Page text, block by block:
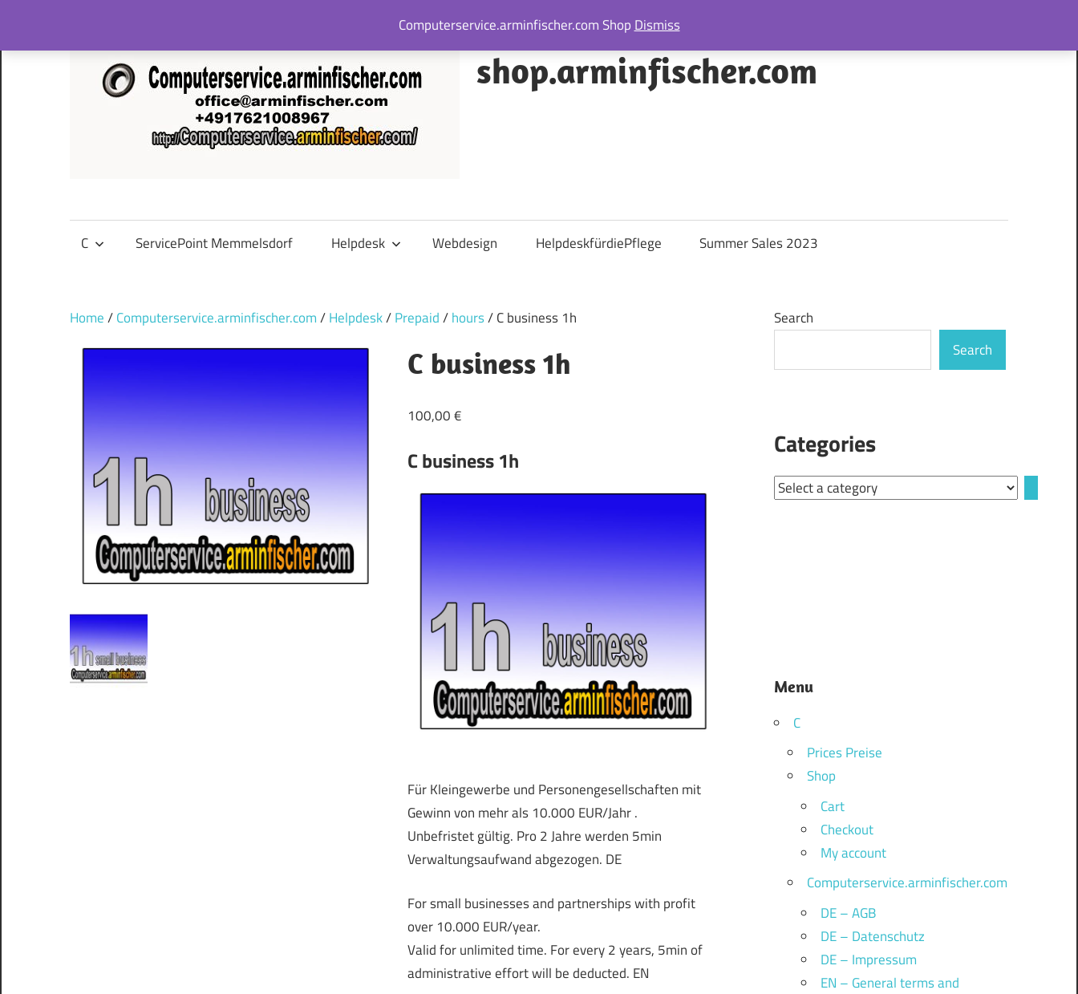
content
shop.arminfischer.com
C ServicePoint Memmelsdorf Helpdesk Webdesign HelpdeskfürdiePflege Summer Sales 2023
Home/Computerservice.arminfischer.com/Helpdesk/Prepaid/hours/ C business 1h
C business 1h
100,00€
C business 1h
Für Kleingewerbe und Personengesellschaften mit
Gewinn von mehr als 10.000 EUR/Jahr .
Unbefristet gültig. Pro 2 Jahre werden 5min
Verwaltungsaufwand abgezogen. DE
For small businesses and partnerships with profit
over 10.000 EUR/year.
Valid for unlimited time. For every 2 years, 5min of
administrative effort will be deducted. EN
Search
Search
Categories
Select
Menu
C
Prices Preise
Shop
Cart
Checkout
My account
Computerservice.arminfischer.com
DE – AGB
DE – Datenschutz
DE – Impressum
EN – General terms and
Computerservice.arminfischer.com Shop Dismiss